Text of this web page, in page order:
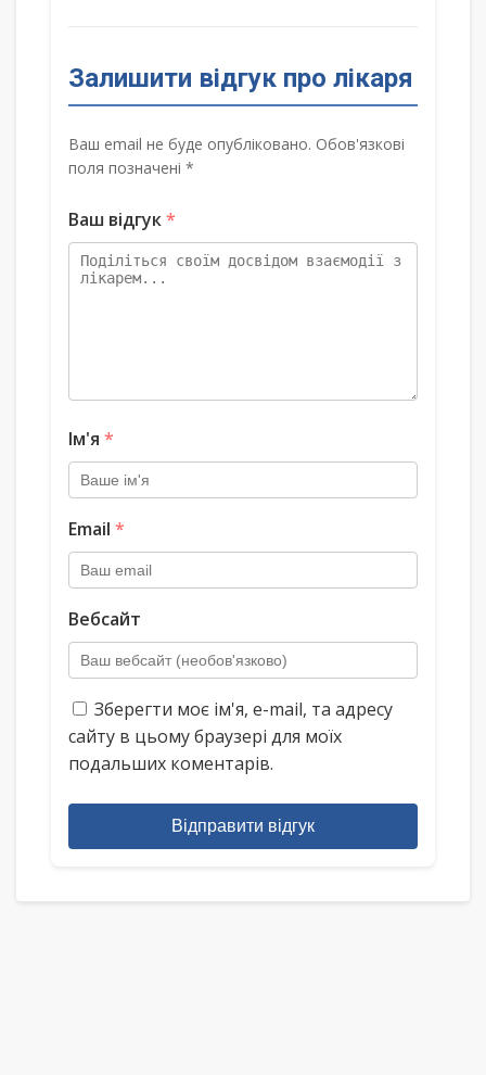
Залишити відгук про лікаря
Ваш email не буде опубліковано. Обов'язкові
поля позначені *
Ваш відгук*
Ім'я *
Email *
Вебсайт
Зберегти моє ім'я, e-mail, та адресу
сайту в цьому браузері для моїх
подальших коментарів.
Відправити відгук